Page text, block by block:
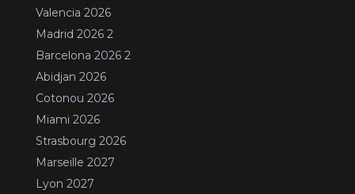
Valencia 2026
Madrid 2026 2
Barcelona 2026 2
Abidjan 2026
Cotonou 2026
Miami 2026
Strasbourg 2026
Marseille 2027
Lyon 2027